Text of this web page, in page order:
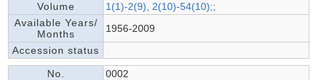
Volume
1(1)-2(9), 2(10)-54(10);;
Available Years/
Months
1956-2009
Accession status
No.
0002